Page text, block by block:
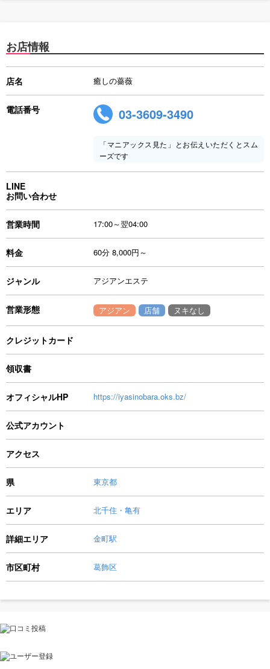
お店情報
店名 癒しの薔薇
電話番号 03-3609-3490
「マニアックス見た」とお伝えいただくとスム
ーズです
LINE
お問い合わせ
営業時間 17:00～翌04:00
料金 60分 8,000円～
ジャンル アジアンエステ
営業形態 アジアン 店舗 ヌキなし
クレジットカード
領収書
オフィシャルHP https://iyasinobara.oks.bz/
公式アカウント
アクセス
県 東京都
エリア 北千住・亀有
詳細エリア 金町駅
市区町村 葛飾区